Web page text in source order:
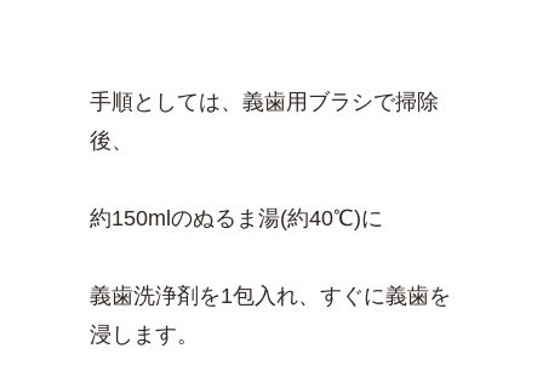
手順としては、義歯用ブラシで掃除
後、
約150mlのぬるま湯(約40℃)に
義歯洗浄剤を1包入れ、すぐに義歯を
浸します。